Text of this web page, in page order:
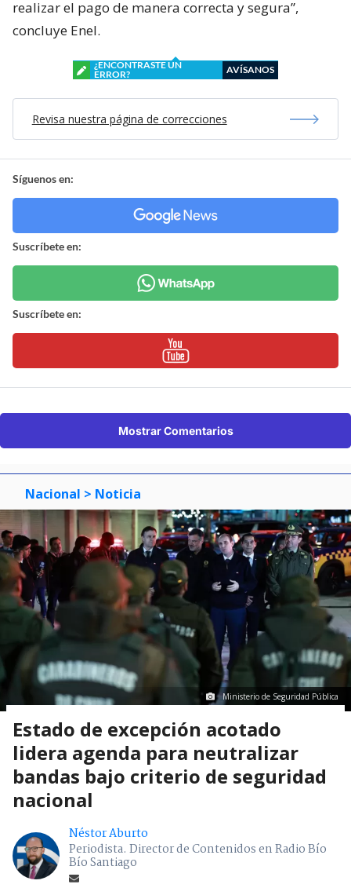
realizar el pago de manera correcta y segura”,
concluye Enel.
¿ENCONTRASTE UN
ERROR?
AVÍSANOS
Revisa nuestra página de correcciones
Síguenos en:
Suscríbete en:
Suscríbete en:
Mostrar Comentarios
Nacional > Noticia
Ministerio de Seguridad Pública
Estado de excepción acotado
lidera agenda para neutralizar
bandas bajo criterio de seguridad
nacional
Néstor Aburto
Periodista. Director de Contenidos en Radio Bío
Bío Santiago